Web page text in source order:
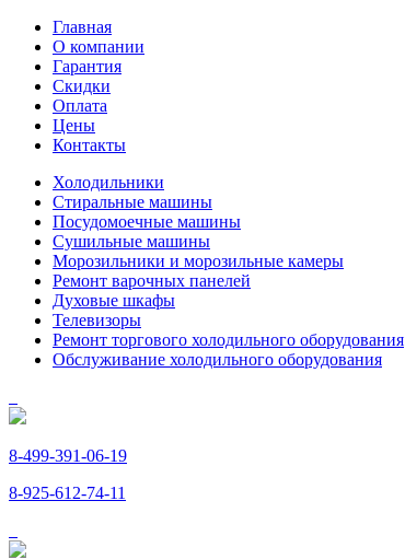
Главная
О компании
Гарантия
Скидки
Оплата
Цены
Контакты
Холодильники
Стиральные машины
Посудомоечные машины
Сушильные машины
Морозильники и морозильные камеры
Ремонт варочных панелей
Духовые шкафы
Телевизоры
Ремонт торгового холодильного оборудования
Обслуживание холодильного оборудования
8-499-391-06-19
8-925-612-74-11